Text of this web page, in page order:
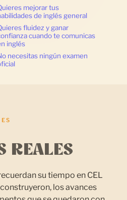
mejorar tus
de inglés general
fluidez y ganar
cuando te comunicas
inglés
necesitas ningún examen
REALES
su tiempo en CEL
los avances